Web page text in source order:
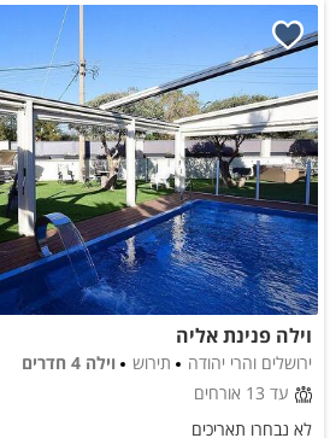
וילה פנינת אליה
ירושלים והרי יהודה תירוש
וילה 4 חדרים
עד 13 אורחים
לא נבחרו תאריכים